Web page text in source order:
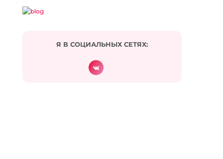
… [Trackback]
[…] Find More Information here on that Topic:
eharitonova.ru/moi-celi-po-zdorovyu-molodosti-i-
Я В СОЦИАЛЬНЫХ СЕТЯХ: